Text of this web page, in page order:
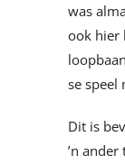
was
ook hier
se speel
Dit is
’n